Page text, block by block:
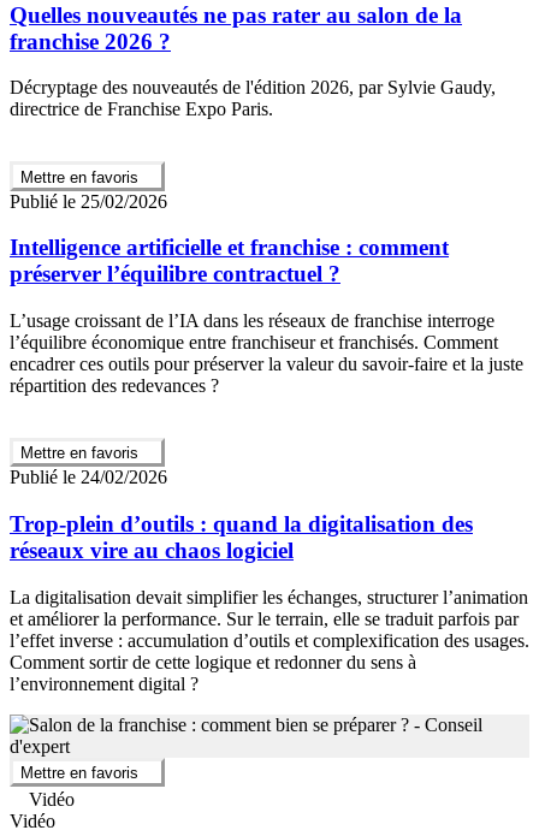
Quelles nouveautés ne pas rater au salon de la
franchise 2026 ?
Décryptage des nouveautés de l'édition 2026, par Sylvie Gaudy,
directrice de Franchise Expo Paris.
Mettre en favoris
Publié le 25/02/2026
Intelligence artificielle et franchise : comment
préserver l’équilibre contractuel ?
L’usage croissant de l’IA dans les réseaux de franchise interroge
l’équilibre économique entre franchiseur et franchisés. Comment
encadrer ces outils pour préserver la valeur du savoir-faire et la juste
répartition des redevances ?
Mettre en favoris
Publié le 24/02/2026
Trop-plein d’outils : quand la digitalisation des
réseaux vire au chaos logiciel
La digitalisation devait simplifier les échanges, structurer l’animation
et améliorer la performance. Sur le terrain, elle se traduit parfois par
l’effet inverse : accumulation d’outils et complexification des usages.
Comment sortir de cette logique et redonner du sens à
l’environnement digital ?
Mettre en favoris
Vidéo
Vidéo